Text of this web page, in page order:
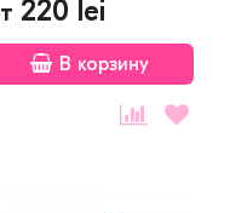
220 lei
В корзину